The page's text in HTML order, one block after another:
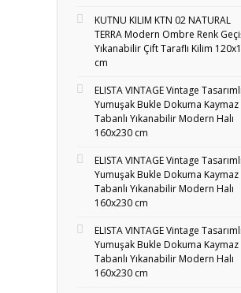
KUTNU KILIM KTN 02 NATURAL
TERRA Modern Ombre Renk
Yıkanabilir Çift Taraflı Kilim
cm
ELISTA VINTAGE Vintage Tasarımlı
Yumuşak Bukle Dokuma Kaymaz
Tabanlı Yıkanabilir Modern Halı
160x230 cm
ELISTA VINTAGE Vintage Tasarımlı
Yumuşak Bukle Dokuma Kaymaz
Tabanlı Yıkanabilir Modern Halı
160x230 cm
ELISTA VINTAGE Vintage Tasarımlı
Yumuşak Bukle Dokuma Kaymaz
Tabanlı Yıkanabilir Modern Halı
160x230 cm